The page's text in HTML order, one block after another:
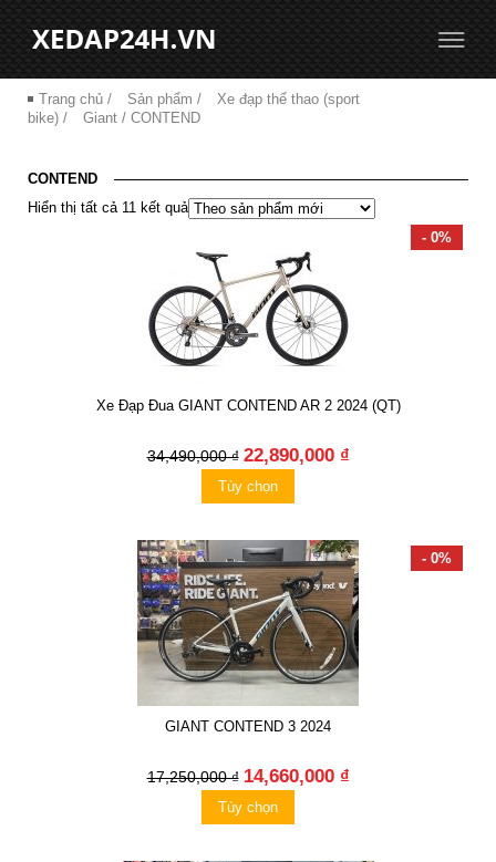
Trang chủ / Sản phẩm /
Xe đạp thể thao (sport
bike) / Giant / CONTEND
CONTEND
Hiển thị tất cả 11 kết quả
- 0%
Xe Đạp Đua GIANT CONTEND AR 2 2024 (QT)
34,490,000 ₫ 22,890,000 ₫
Tùy chọn
- 0%
GIANT CONTEND 3 2024
17,250,000 ₫ 14,660,000 ₫
Tùy chọn